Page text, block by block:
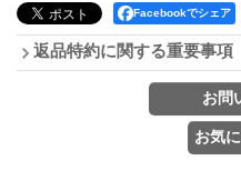
Facebookでシェア
返品特約に関する重要事項